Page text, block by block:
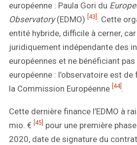
européenne : Paula Gori du
Observatory(EDMO) [43] . Cette
entité hybride, difficile à cerner,
juridiquement indépendante des
européennes et ne bénéficiant
européenne : l’observatoire est
la Commission Européenne [44] .
Cette dernière finance l’EDMO à
mio. € [45]
pour une première
2020, date de signature du contrat